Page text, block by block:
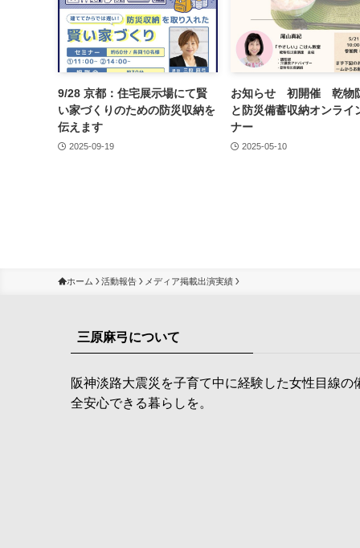
9/28 京都：住宅展示場にて賢
い家づくりのための防災収納を
伝えます
2025-09-19
お知らせ 初開催 乾物
と防災備蓄収納オンライ
ナー
2025-05-10
ホーム 活動報告 メディア掲載出演実績
三原麻弓について
阪神淡路大震災を子育て中に経験した女性目線
全安心できる暮らしを。